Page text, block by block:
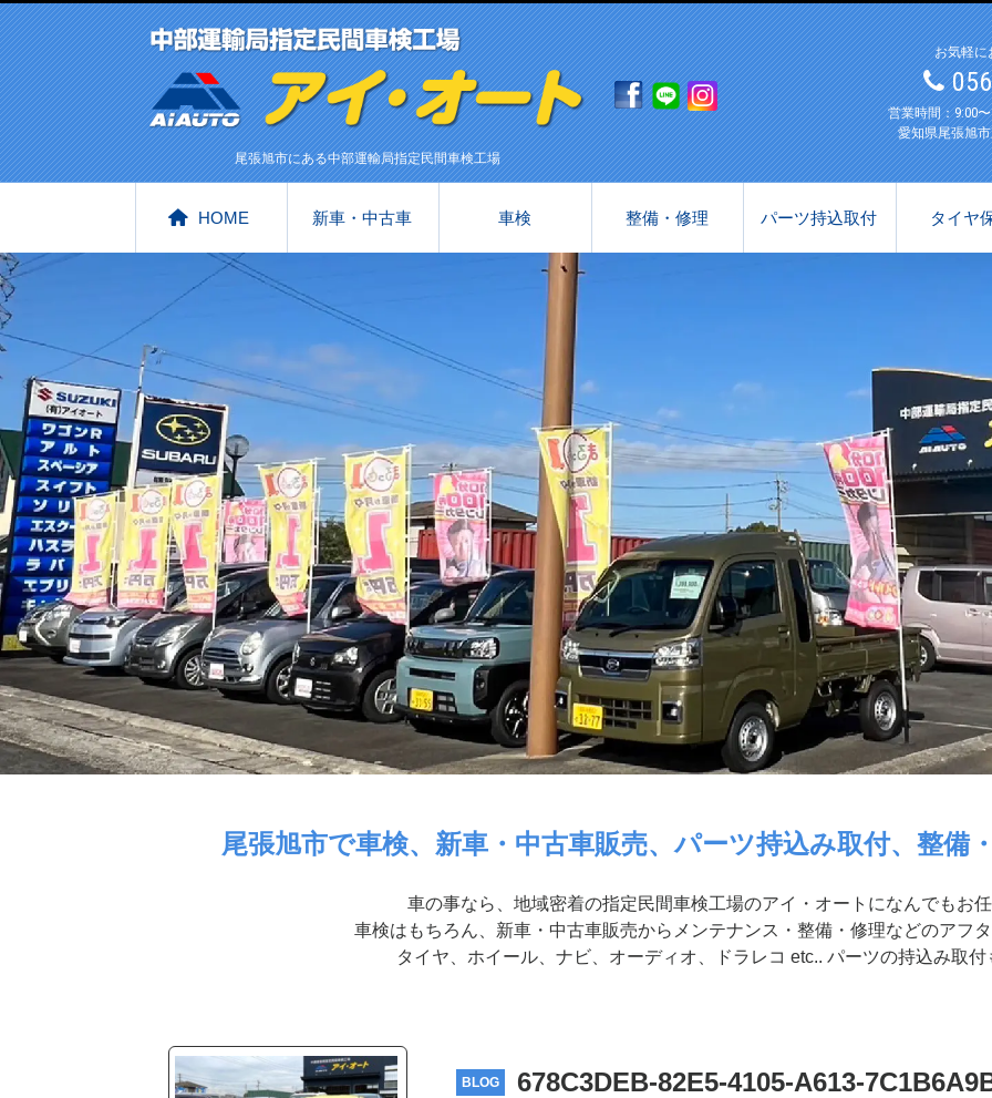
尾張旭市にある中部運輸局指定民間車検工場
お気軽に
営業時間：9:00
愛知県尾張旭
HOME 新車・中古車 車検 整備・修理 パーツ持込取付 タイヤ
尾張旭市で車検、新車・中古車販売、パーツ持込み取付、整備
車の事なら、地域密着の指定民間車検工場のアイ・オートになんでもお任
車検はもちろん、新車・中古車販売からメンテナンス・整備・修理などのアフタ
タイヤ、ホイール、ナビ、オーディオ、ドラレコ etc.. パーツの持込み取付
678C3DEB-82E5-4105-A613-
BLOG